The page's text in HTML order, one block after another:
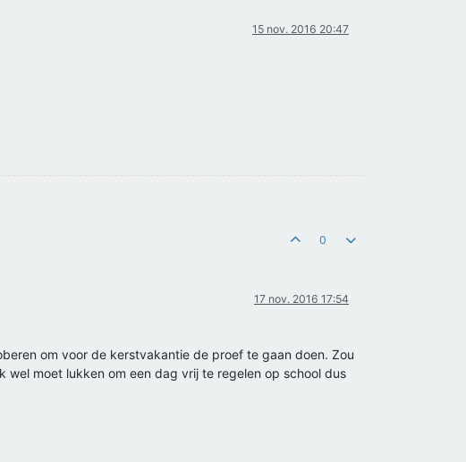
15 nov. 2016 20:47
0
17 nov. 2016 17:54
om voor de kerstvakantie de proef te gaan doen. Zou
wel moet lukken om een dag vrij te regelen op school dus